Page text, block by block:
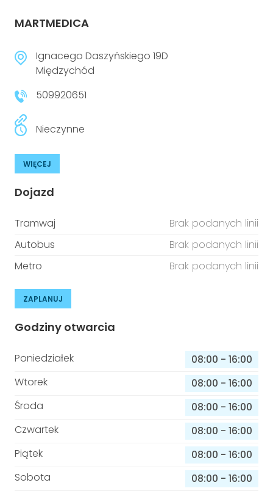
MARTMEDICA
Ignacego Daszyńskiego 19D
Międzychód
509920651
Nieczynne
WIĘCEJ
Dojazd
Tramwaj
Brak podanych linii
Autobus
Brak podanych linii
Metro
Brak podanych linii
ZAPLANUJ
Godziny otwarcia
Poniedziałek 08:00 - 16:00
Wtorek
08:00 - 16:00
Środa
08:00 - 16:00
Czwartek
08:00 - 16:00
Piątek
08:00 - 16:00
Sobota
08:00 - 16:00